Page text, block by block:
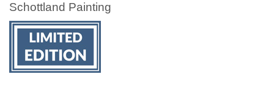
Schottland Painting